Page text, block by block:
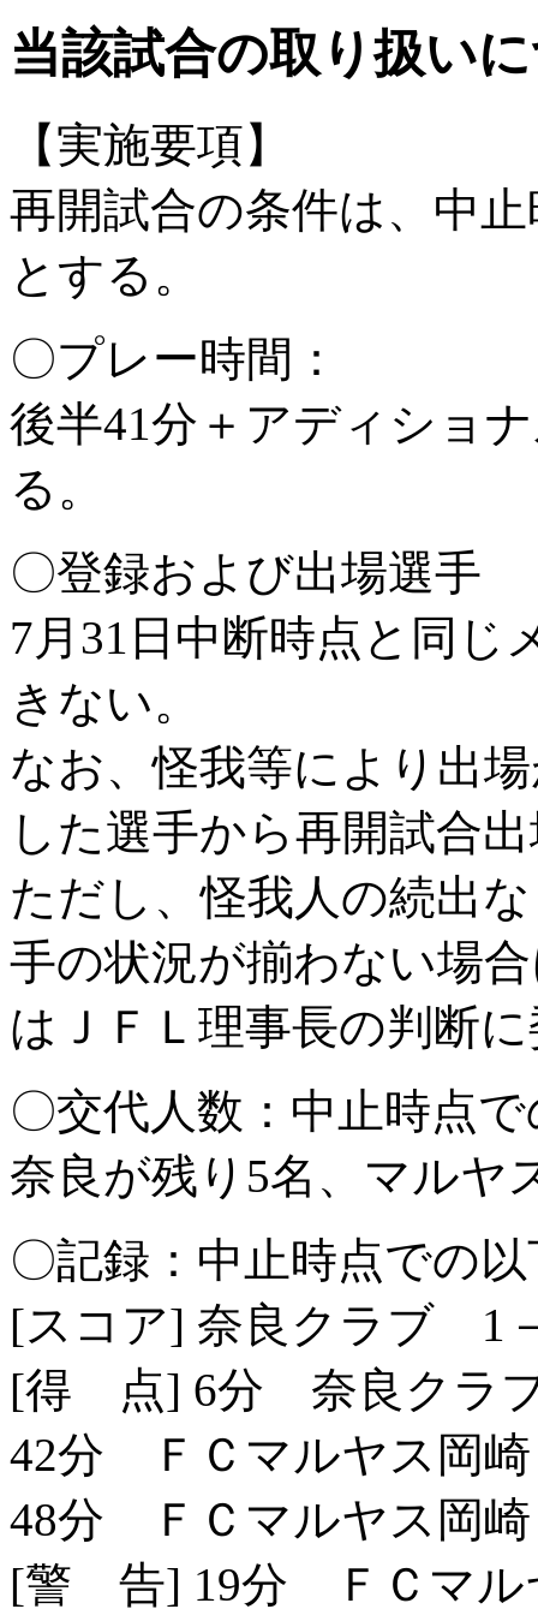
当該試合の取り扱い
【実施要項】
再開試合の条件は、中
とする。
〇プレー時間：
後半41分＋アディショ
る。
〇登録および出場選手
7月31日中断時点と同じ
きない。
なお、怪我等により出
した選手から再開試合
ただし、怪我人の続出
手の状況が揃わない場
はＪＦＬ理事長の判断
〇交代人数：中止時点
奈良が残り5名、マルヤ
〇記録：中止時点での
[スコア] 奈良クラブ 1
[得 点] 6分 奈良クラ
42分 ＦＣマルヤス岡
48分 ＦＣマルヤス岡
[警 告] 19分 ＦＣマル